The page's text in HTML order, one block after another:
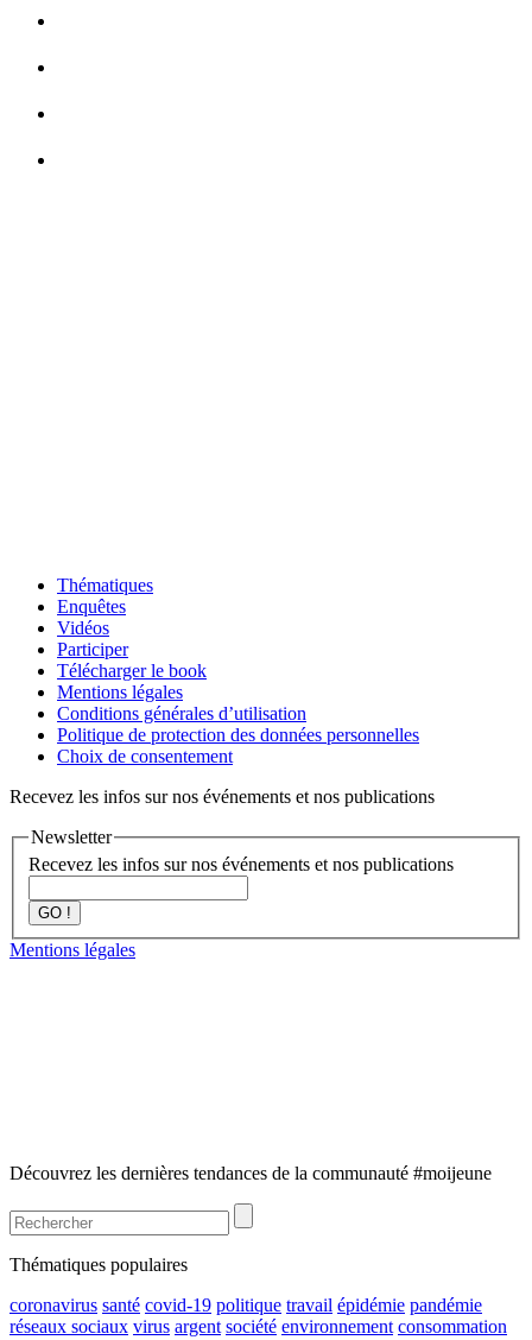
Thématiques
Enquêtes
Vidéos
Participer
Télécharger le book
Mentions légales
Conditions générales d’utilisation
Politique de protection des données personnelles
Choix de consentement
Recevez les infos sur nos événements et nos publications
Newsletter
Recevez les infos sur nos événements et nos publications
GO !
Mentions légales
Découvrez les dernières tendances de la communauté #moijeune
Thématiques populaires
coronavirus santé covid-19 politique travail épidémie pandémie
réseaux sociaux virus argent société environnement consommation